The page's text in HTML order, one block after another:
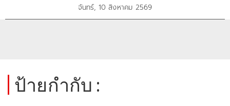
จันทร์, 10 สิงหาคม 2569
ป้ายกำกับ :